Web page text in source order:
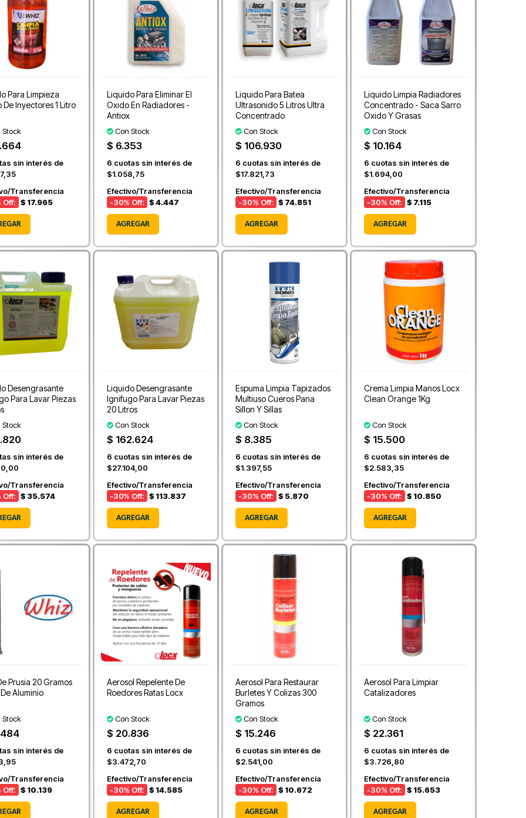
Para Limpieza
De Inyectores 1 Litro
Stock
sin interés de
Transferencia
Off: $ 17.965
Liquido Para Eliminar El
Oxido En Radiadores -
Antiox
Con Stock
$ 6.353
6 cuotas sin interés de
$1.058,75
Efectivo/Transferencia
-30% Off: $ 4.447
AGREGAR
Liquido Para Batea
Ultrasonido 5 Litros Ultra
Concentrado
Con Stock
$ 106.930
6 cuotas sin interés de
$17.821,73
Efectivo/Transferencia
-30% Off: $ 74.851
AGREGAR
Liquido Limpia Radiadores
Concentrado - Saca Sarro
Oxido Y Grasas
Con Stock
$ 10.164
6 cuotas sin interés de
$1.694,00
Efectivo/Transferencia
-30% Off: $ 7.115
AGREGAR
Desengrasante
Para Lavar Piezas
Stock
sin interés de
Transferencia
Off: $ 35.574
Liquido Desengrasante
Ignifugo Para Lavar Piezas
20 Litros
Con Stock
$ 162.624
6 cuotas sin interés de
$27.104,00
Efectivo/Transferencia
-30% Off: $ 113.837
AGREGAR
Espuma Limpia Tapizados
Multiuso Cueros Pana
Sillon Y Sillas
Con Stock
$ 8.385
6 cuotas sin interés de
$1.397,55
Efectivo/Transferencia
-30% Off: $ 5.870
AGREGAR
Crema Limpia Manos Locx
Clean Orange 1Kg
Con Stock
$ 15.500
6 cuotas sin interés de
$2.583,35
Efectivo/Transferencia
-30% Off: $ 10.850
AGREGAR
Prusia 20 Gramos
Aluminio
Stock
sin interés de
Transferencia
Off: $ 10.139
Aerosol Repelente De
Roedores Ratas Locx
Con Stock
$ 20.836
6 cuotas sin interés de
$3.472,70
Efectivo/Transferencia
-30% Off: $ 14.585
AGREGAR
Aerosol Para Restaurar
Burletes Y Colizas 300
Gramos
Con Stock
$ 15.246
6 cuotas sin interés de
$2.541,00
Efectivo/Transferencia
-30% Off: $ 10.672
AGREGAR
Aerosol Para Limpiar
Catalizadores
Con Stock
$ 22.361
6 cuotas sin interés de
$3.726,80
Efectivo/Transferencia
-30% Off: $ 15.653
AGREGAR